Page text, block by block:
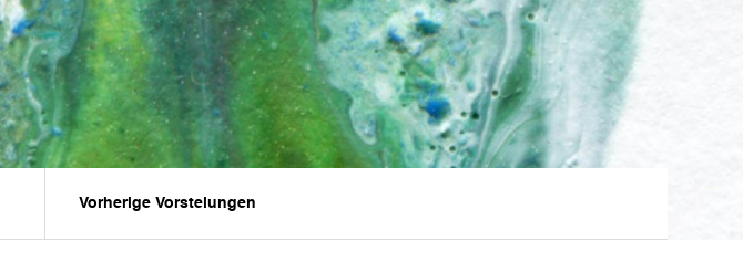
Vorherige Vorstelungen